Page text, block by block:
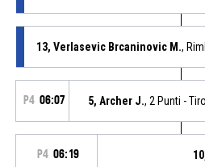
13, Verlasevic Brcaninovic M.,
P4 06:07 5, Archer J., 2 Punti -
P4 06:19